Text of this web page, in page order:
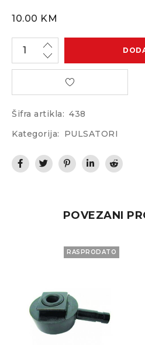
10.00 KM
Šifra artikla: 438
Kategorija:
PULSATORI
POVEZANI
RASPRODATO